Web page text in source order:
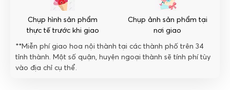
Chụp hình sản phẩm
thực tế trước khi giao
Chụp ảnh sản phẩm tại
nơi giao
**Miễn phí giao hoa nội thành tại các thành phố trên 34
tỉnh thành. Một số quận, huyện ngoại thành sẽ tính phí tùy
vào địa chỉ cụ thể.